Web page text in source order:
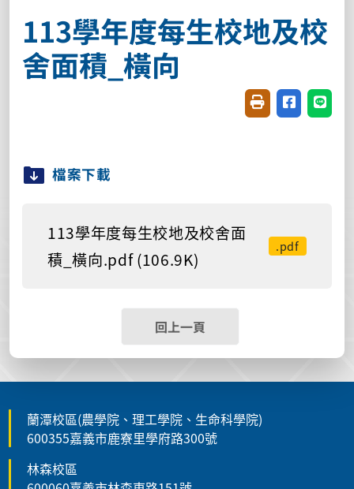
113學年度每生校地及校
舍面積_橫向
友善列印(開新視
分享至臉書
分享
檔案下載
113學年度每生校地及校舍面
積_橫向.pdf (106.9K)
.pdf
回上一頁
蘭潭校區(農學院、理工學院、生命科學院)
600355嘉義市鹿寮里學府路300號
林森校區